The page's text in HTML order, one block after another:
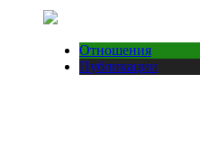
Отношения
Публикации